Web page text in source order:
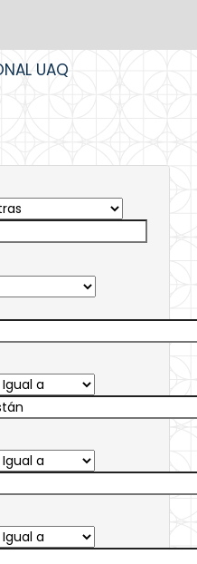
UAQ